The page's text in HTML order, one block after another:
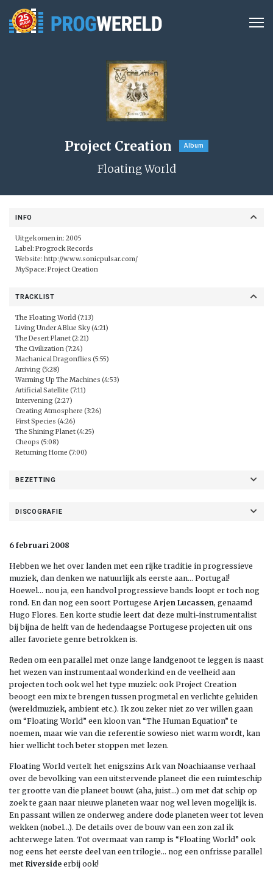
Project Creation Album
Floating World
INFO
Uitgekomen in: 2005
Label: Progrock Records
Website: http://www.sonicpulsar.com/
MySpace: Project Creation
TRACKLIST
The Floating World (7:13)
Living Under A Blue Sky (4:21)
The Desert Planet (2:21)
The Civilization (7:24)
Machanical Dragonflies (5:55)
Arriving (5:28)
Warming Up The Machines (4:53)
Artificial Satellite (7:11)
Intervening (2:27)
Creating Atmosphere (3:26)
First Species (4:26)
The Shining Planet (4:25)
Cheops (5:08)
Returning Home (7:00)
BEZETTING
DISCOGRAFIE
6 februari 2008
Hebben we het over landen met een rijke traditie in progressieve
muziek, dan denken we natuurlijk als eerste aan… Portugal!
Hoewel… nou ja, een handvol progressieve bands loopt er toch nog
rond. En dan nog een soort Portugese Arjen Lucassen, genaamd
Hugo Flores. Een korte studie leert dat deze multi-instrumentalist
bij bijna de helft van de hedendaagse Portugese projecten uit ons
aller favoriete genre betrokken is.
Reden om een parallel met onze lange landgenoot te leggen is naast
het wezen van instrumentaal wonderkind en de veelheid aan
projecten toch ook wel het type muziek: ook Project Creation
beoogt een mix te brengen tussen progmetal en verlichte geluiden
(wereldmuziek, ambient etc.). Ik zou zeker niet zo ver willen gaan
om “Floating World” een kloon van “The Human Equation” te
noemen, maar wie van die referentie sowieso niet warm wordt, kan
hier wellicht toch beter stoppen met lezen.
Floating World vertelt het enigszins Ark van Noachiaanse verhaal
over de bevolking van een uitstervende planeet die een ruimteschip
ter grootte van die planeet bouwt (aha, juist…) om met dat schip op
zoek te gaan naar nieuwe planeten waar nog wel leven mogelijk is.
En passant willen ze onderweg andere dode planeten weer tot leven
wekken (nobel…). De details over de bouw van een zon zal ik
achterwege laten. Tot overmaat van ramp is “Floating World” ook
nog eens het eerste deel van een trilogie… nog een onfrisse parallel
met Riverside erbij ook!